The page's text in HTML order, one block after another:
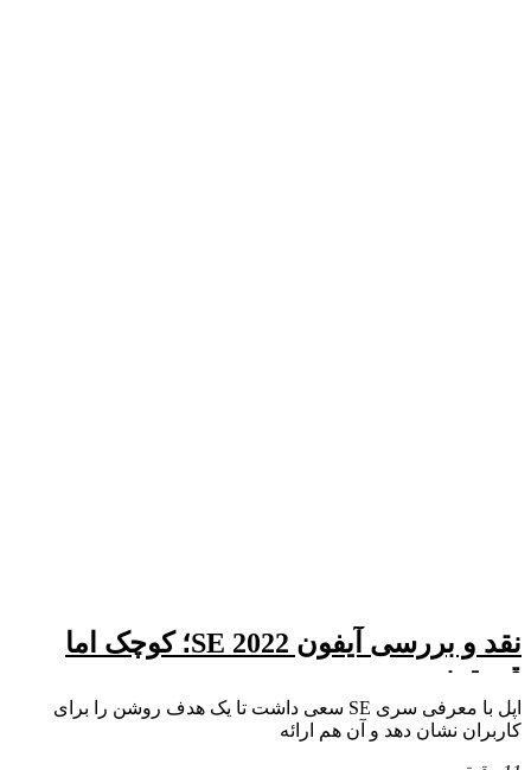
نقد و بررسی آیفون SE 2022؛ کوچک اما
قدرتمند
اپل با معرفی سری SE سعی داشت تا یک هدف روشن را برای
کاربران نشان دهد و آن هم ارائه